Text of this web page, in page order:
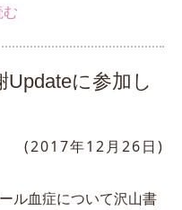
Updateに参加し
(2017年12月26日)
ル血症について沢山書